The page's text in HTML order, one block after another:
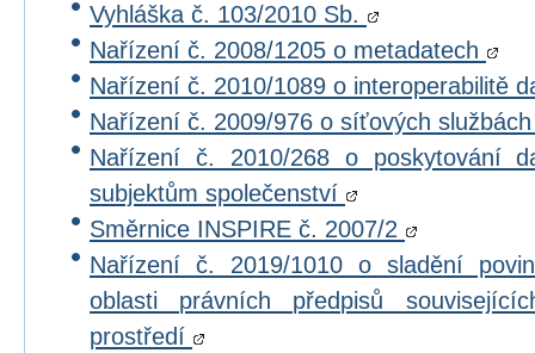
Vyhláška č. 103/2010 Sb.
Nařízení č. 2008/1205 o metadatech
Nařízení č. 2010/1089 o interoperabilitě
Nařízení č. 2009/976 o síťových
Nařízení č. 2010/268 o poskytování
subjektům společenství
Směrnice INSPIRE č. 2007/2
Nařízení č. 2019/1010 o sladění
oblasti právních předpisů
prostředí